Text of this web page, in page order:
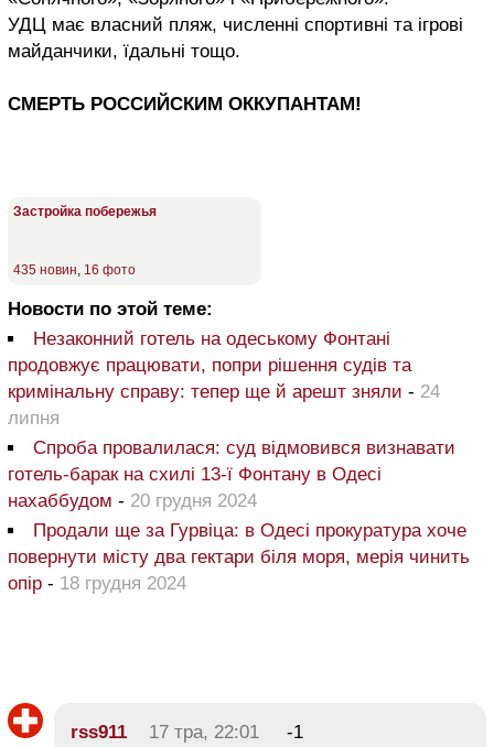
УДЦ має власний пляж, численні спортивні та ігрові
майданчики, їдальні тощо.
СМЕРТЬ РОССИЙСКИМ ОККУПАНТАМ!
Застройка побережья
435 новин 16 фото
Новости по этой теме:
Незаконний готель на одеському Фонтані
продовжує працювати, попри рішення судів та
кримінальну справу: тепер ще й арешт зняли - 24
липня
Спроба провалилася: суд відмовився визнавати
готель-барак на схилі 13-ї Фонтану в Одесі
нахаббудом - 20 грудня 2024
Продали ще за Гурвіца: в Одесі прокуратура хоче
повернути місту два гектари біля моря, мерія чинить
опір - 18 грудня 2024
rss911 17 тра, 22:01
-1